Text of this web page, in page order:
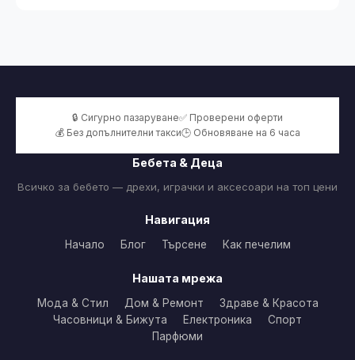
🔒 Сигурно пазаруване✅ Проверени оферти
💰 Без допълнителни такси🕒 Обновяване на 6 часа
Бебета & Деца
Всичко за бебето — дрехи, играчки и аксесоари на топ цени
Навигация
Начало Блог Търсене Как печелим
Нашата мрежа
Мода & Стил Дом & Ремонт
Здраве & Красота
Часовници & Бижута
Електроника
Спорт
Парфюми